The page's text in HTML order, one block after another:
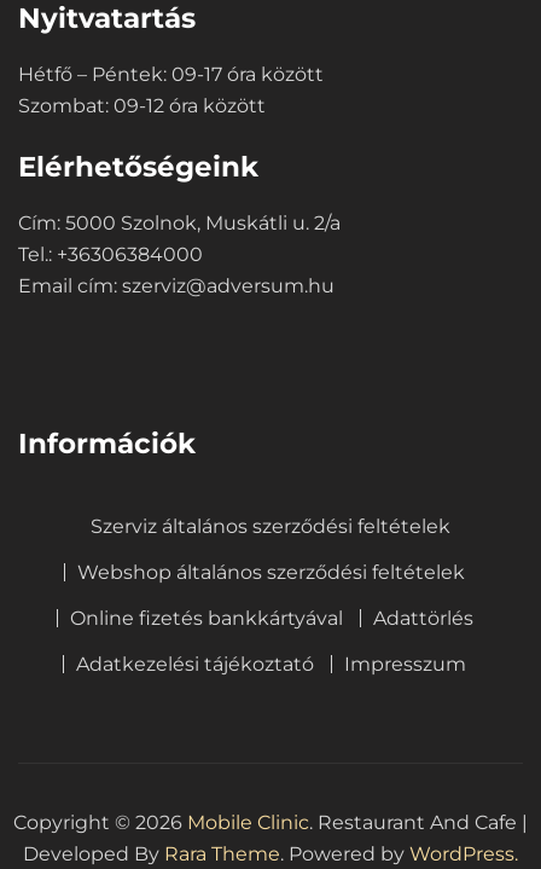
Nyitvatartás
Hétfő – Péntek: 09-17 óra között
Szombat: 09-12 óra között
Elérhetőségeink
Cím: 5000 Szolnok, Muskátli u. 2/a
Tel.: +36306384000
Email cím: szerviz@adversum.hu
Információk
Szerviz általános szerződési feltételek
Webshop általános szerződési feltételek
Online fizetés bankkártyával
Adattörlés
Adatkezelési tájékoztató
Impresszum
Copyright © 2026 Mobile Clinic. Restaurant And Cafe |
Developed By Rara Theme. Powered by WordPress.